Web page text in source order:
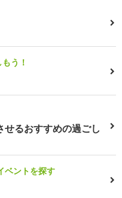
う！
るおすすめの過ごし
ベントを探す